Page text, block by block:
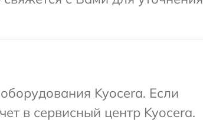
Kyocera. Если
в сервисный центр Kyocera.